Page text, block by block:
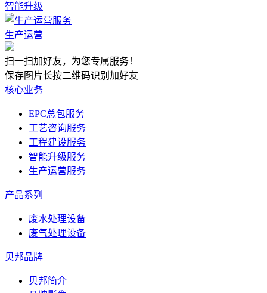
智能升级
生产运营
扫一扫加好友，为您专属服务！
保存图片长按二维码识别加好友
核心业务
EPC总包服务
工艺咨询服务
工程建设服务
智能升级服务
生产运营服务
产品系列
废水处理设备
废气处理设备
贝邦品牌
贝邦简介